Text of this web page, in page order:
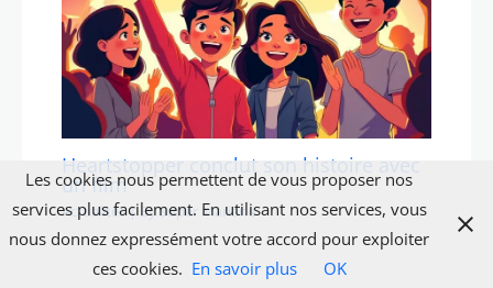
Heartstopper conclut son histoire avec
un film
Actualités| BySuper Mariane
Les cookies nous permettent de vous proposer nos
services plus facilement. En utilisant nos services, vous
nous donnez expressément votre accord pour exploiter
ces cookies. En savoir plus OK